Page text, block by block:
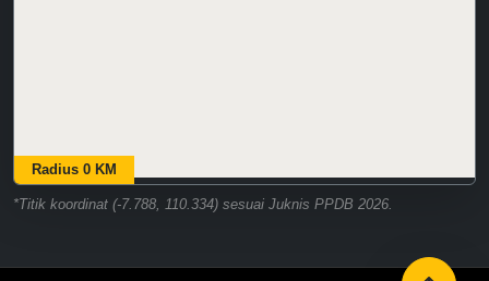
Radius 0 KM
*Titik koordinat (-7.788, 110.334) sesuai Juknis PPDB 2026.